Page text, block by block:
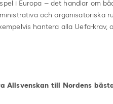
i Europa – det handlar om
och organisatoriska
hantera alla Uefa-krav,
Allsvenskan till Nordens